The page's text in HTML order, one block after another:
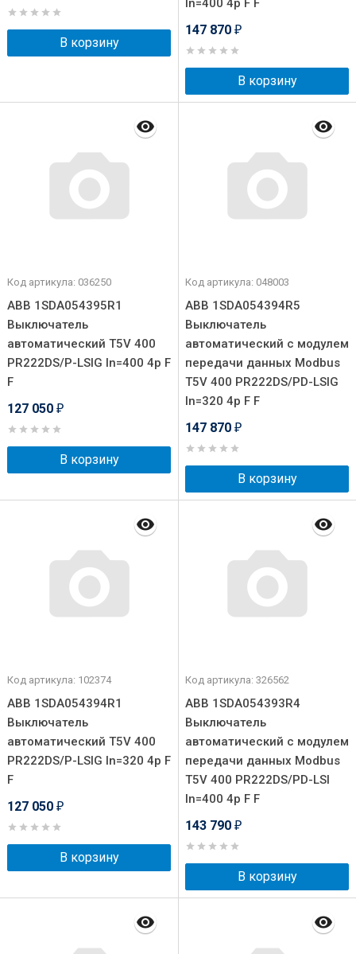
В корзину
In=400 4p F F
147 870 ₽
В корзину
Код артикула: 036250
ABB 1SDA054395R1
Выключатель
автоматический T5V 400
PR222DS/P-LSIG In=400 4p F
F
127 050 ₽
В корзину
Код артикула: 048003
ABB 1SDA054394R5
Выключатель
автоматический с модулем
передачи данных Modbus
T5V 400 PR222DS/PD-LSIG
In=320 4p F F
147 870 ₽
В корзину
Код артикула: 102374
ABB 1SDA054394R1
Выключатель
автоматический T5V 400
PR222DS/P-LSIG In=320 4p F
F
127 050 ₽
В корзину
Код артикула: 326562
ABB 1SDA054393R4
Выключатель
автоматический с модулем
передачи данных Modbus
T5V 400 PR222DS/PD-LSI
In=400 4p F F
143 790 ₽
В корзину